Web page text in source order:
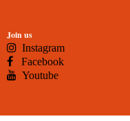
Join us
Instagram
Facebook
Youtube